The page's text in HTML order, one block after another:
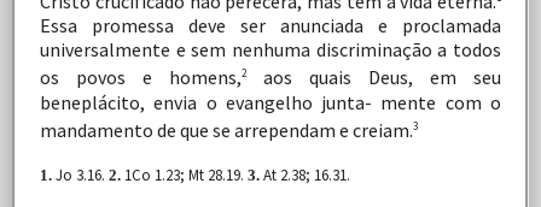
Essa promessa deve ser anunciada e
proclamada
universalmente e sem nenhuma discriminação a todos
os
povos e homens,2 aos quais Deus, em
seu
beneplácito, envia o evangelho junta- mente com o
mandamento de que se arrependam e creiam.3
1. Jo 3.16. 2. 1Co 1.23; Mt 28.19. 3. At 2.38; 16.31.